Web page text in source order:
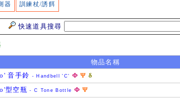
器 訓練杖/誘餌
快速道具搜尋
物品名稱
音手鈴 - Handbell 'C' Φ Ψ δ
型空瓶 - C Tone Bottle Φ Ψ